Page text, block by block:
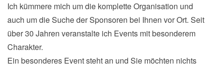
Ich kümmere mich um die komplette Organisation und
auch um die Suche der Sponsoren bei Ihnen vor Ort. Seit
über 30 Jahren veranstalte ich Events mit besonderem
Charakter.
Ein besonderes Event steht an und Sie möchten nichts